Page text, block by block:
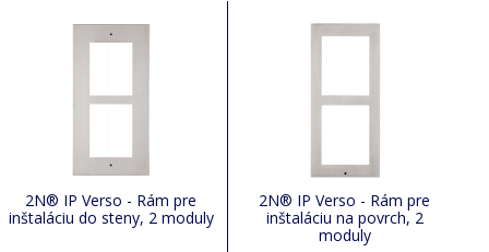
2N® IP Verso - Rám pre
inštaláciu do steny, 2 moduly
2N® IP Verso - Rám pre
inštaláciu na povrch, 2
moduly